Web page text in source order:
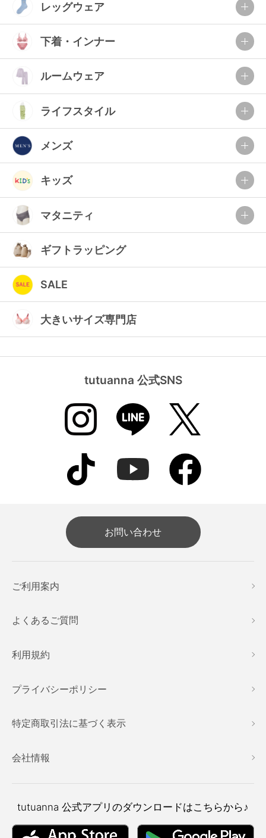
レッグウェア
下着・インナー
ルームウェア
ライフスタイル
メンズ
キッズ
マタニティ
ギフトラッピング
SALE
大きいサイズ専門店
tutuanna 公式SNS
お問い合わせ
ご利用案内
よくあるご質問
利用規約
プライバシーポリシー
特定商取引法に基づく表示
会社情報
tutuanna 公式アプリのダウンロードはこちらから♪